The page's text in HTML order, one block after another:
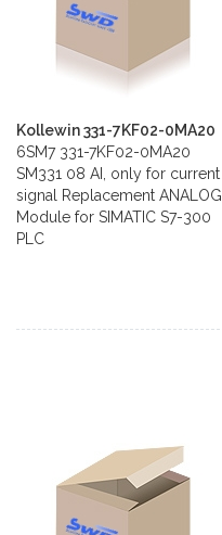
Kollewin 331-7KF02-0MA20
6SM7 331-7KF02-0MA20
SM331 08 AI, only for current
signal Replacement ANALOG
Module for SIMATIC S7-300
PLC